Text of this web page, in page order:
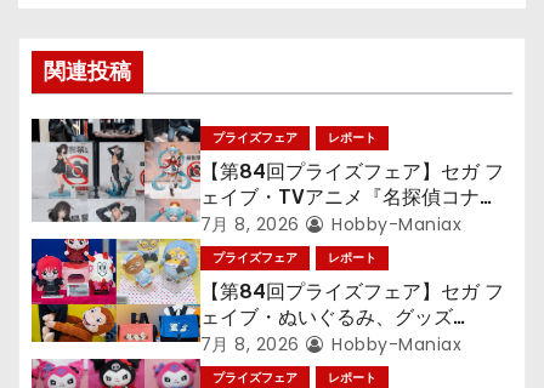
ゲ
ー
シ
ョ
ン
関連投稿
プライズフェア レポート
【第84回プライズフェア】セガ フ
ェイブ・TVアニメ『名探偵コナ
ン』TVアニメ『呪術廻戦』『〈物
語〉シリーズ』「初音ミク」
7月 8, 2026 Hobby-Maniax
プライズフェア レポート
【第84回プライズフェア】セガ フ
ェイブ・ぬいぐるみ、グッズ
『LiSA』『ミニオン』『おさるの
ジョージ』『ポケットモンスター』
7月 8, 2026 Hobby-Maniax
プライズフェア レポート